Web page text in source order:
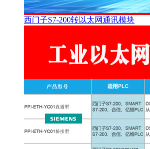
西门子S7-200转以太网通讯模块